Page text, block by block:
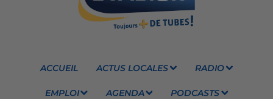
ACCUEIL ACTUS LOCALES RADIO
EMPLOI AGENDA PODCASTS